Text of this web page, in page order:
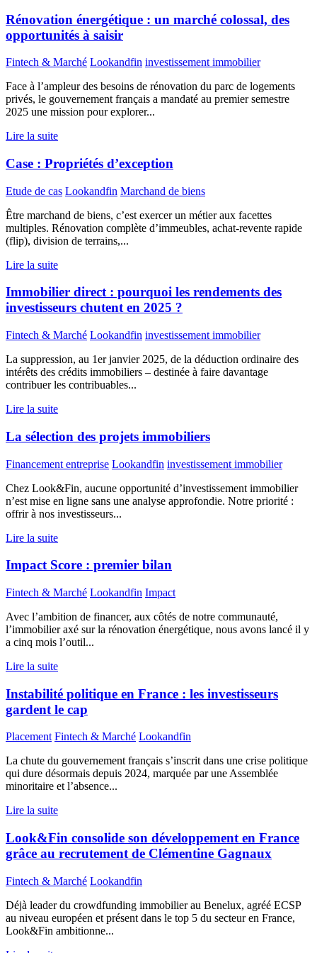
Rénovation énergétique : un marché colossal, des
opportunités à saisir
Fintech & Marché Lookandfin investissement immobilier
Face à l’ampleur des besoins de rénovation du parc de logements
privés, le gouvernement français a mandaté au premier semestre
2025 une mission pour explorer...
Lire la suite
Case : Propriétés d’exception
Etude de cas Lookandfin Marchand de biens
Être marchand de biens, c’est exercer un métier aux facettes
multiples. Rénovation complète d’immeubles, achat-revente rapide
(flip), division de terrains,...
Lire la suite
Immobilier direct : pourquoi les rendements des
investisseurs chutent en 2025 ?
Fintech & Marché Lookandfin investissement immobilier
La suppression, au 1er janvier 2025, de la déduction ordinaire des
intérêts des crédits immobiliers – destinée à faire davantage
contribuer les contribuables...
Lire la suite
La sélection des projets immobiliers
Financement entreprise Lookandfin investissement immobilier
Chez Look&Fin, aucune opportunité d’investissement immobilier
n’est mise en ligne sans une analyse approfondie. Notre priorité :
offrir à nos investisseurs...
Lire la suite
Impact Score : premier bilan
Fintech & Marché Lookandfin Impact
Avec l’ambition de financer, aux côtés de notre communauté,
l’immobilier axé sur la rénovation énergétique, nous avons lancé il y
a cinq mois l’outil...
Lire la suite
Instabilité politique en France : les investisseurs
gardent le cap
Placement Fintech & Marché Lookandfin
La chute du gouvernement français s’inscrit dans une crise politique
qui dure désormais depuis 2024, marquée par une Assemblée
minoritaire et l’absence...
Lire la suite
Look&Fin consolide son développement en France
grâce au recrutement de Clémentine Gagnaux
Fintech & Marché Lookandfin
Déjà leader du crowdfunding immobilier au Benelux, agréé ECSP
au niveau européen et présent dans le top 5 du secteur en France,
Look&Fin ambitionne...